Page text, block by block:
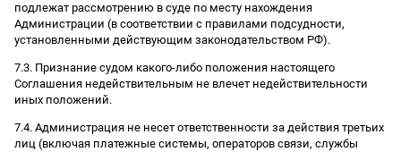
подлежат рассмотрению в суде по месту нахождения
Администрации (в соответствии с правилами подсудности,
установленными действующим законодательством РФ).
7.3. Признание судом какого-либо положения настоящего
Соглашения недействительным не влечет недействительности
иных положений.
7.4. Администрация не несет ответственности за действия третьих
лиц (включая платежные системы, операторов связи, службы